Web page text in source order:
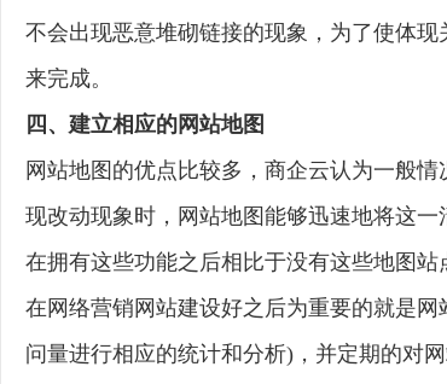
不会出现恶意堆砌链接的现象，为了使体现
来完成。
四、建立相应的网站地图
网站地图的优点比较多，商企云认为一般
现改动现象时，网站地图能够迅速地将这
在拥有这些功能之后相比于没有这些地图
在网络营销网站建设好之后为重要的就是
问量进行相应的统计和分析)，并定期的对